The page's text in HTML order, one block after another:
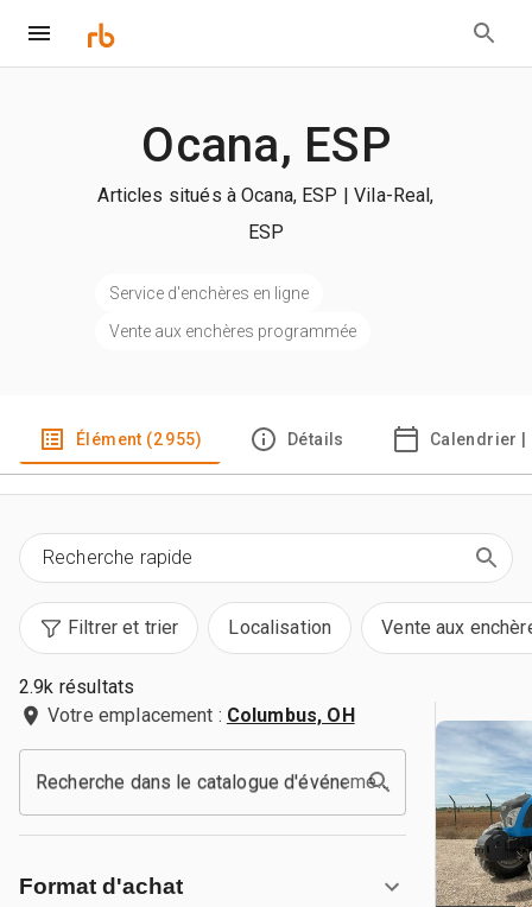
Ocana, ESP
Articles situés à Ocana, ESP | Vila-Real,
ESP
Service d'enchères en ligne
Vente aux enchères programmée
Élément (2 955) Détails Calendrier |
Filtrer et trier Localisation Vente aux
2.9k résultats
Votre emplacement : Columbus, OH
Recherche dans le catalogue d'événements
Format d'achat